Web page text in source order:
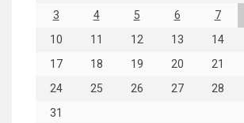
3
4 5 6 7
10
11 12 13 14
17
18 19 20 21
24
25 26 27 28
31